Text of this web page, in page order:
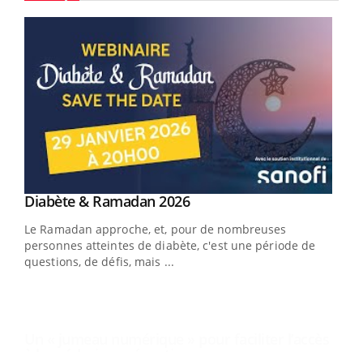
Youtube
Diabète & Ramadan 2026Youtube
Le Ramadan approche, et, pour de nombreuses
personnes atteintes de diabète, c'est une période de
questions, de défis, mais ...
Youtube
Un « jumeau numérique » pour faciliter l’accès
Un établissement lié à un groupe mutualiste innove en
matière de bilan de santé : l'utilisation d'un « jumeau